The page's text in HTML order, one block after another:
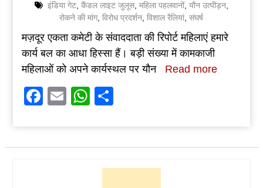
इंडिया गेट, कैंडल लाइट जुलूस, महिला पहलवानों, यौन उत्पीड़न,
रोकने की मांग,विरोध प्रदर्शन ,विशाल रैलियां ,संघर्ष
मज़दूर एकता कमेटी के संवाददाता की रिपोर्ट महिलाएं हमारे
कार्य बल का आधा हिस्सा हैं। बड़ी संख्या में कामकाजी
महिलाओं को अपने कार्यस्थल पर यौन
Read more
Facebook
EmailWhatsApp